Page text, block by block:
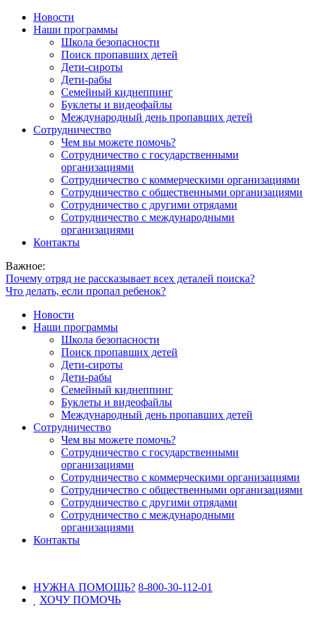
Новости
Наши программы
Школа безопасности
Поиск пропавших детей
Дети-сироты
Дети-рабы
Семейный киднеппинг
Буклеты и видеофайлы
Международный день пропавших детей
Сотрудничество
Чем вы можете помочь?
Сотрудничество с государственными
организациями
Сотрудничество с коммерческими организациями
Сотрудничество с общественными организациями
Сотрудничество с другими отрядами
Сотрудничество с международными
организациями
Контакты
Важное:
Почему отряд не рассказывает всех деталей поиска?
Что делать, если пропал ребенок?
Новости
Наши программы
Школа безопасности
Поиск пропавших детей
Дети-сироты
Дети-рабы
Семейный киднеппинг
Буклеты и видеофайлы
Международный день пропавших детей
Сотрудничество
Чем вы можете помочь?
Сотрудничество с государственными
организациями
Сотрудничество с коммерческими организациями
Сотрудничество с общественными организациями
Сотрудничество с другими отрядами
Сотрудничество с международными
организациями
Контакты
НУЖНА ПОМОЩЬ? 8-800-30-112-01
ХОЧУПОМОЧЬ